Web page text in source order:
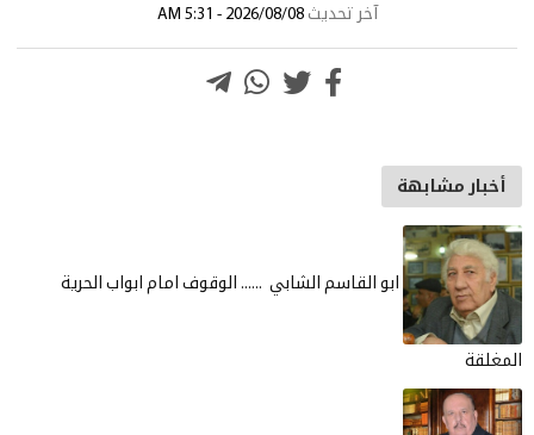
آخر تحديث 2026/08/08 - 5:31 AM
أخبار مشابهة
ابو القاسم الشابي ...... الوقوف امام ابواب الحرية
المغلقة